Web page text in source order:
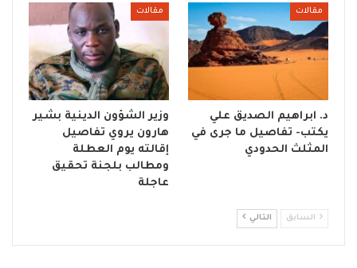
مقالات
د. ابراهيم الصديق علي
يكتب- تفاصيل ما جرى في
المثلث الحدودي
مقالات
وزير الشؤون الدينية بشير
هارون يروي تفاصيل
إقالته يوم العطلة
ومطالب بلجنة تحقيق
عاجلة
السابق التالي